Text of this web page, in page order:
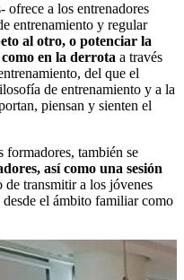
ofrece a los entrenadores
entrenamiento y regular
al otro, o potenciar la
en la derrota a través
del que el
de entrenamiento y a la
piensan y sienten el
formadores, también se
así como una sesión
de transmitir a los jóvenes
el ámbito familiar como